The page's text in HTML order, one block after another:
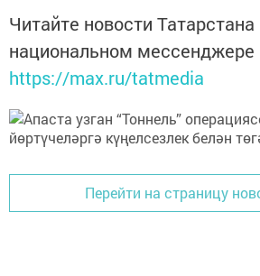
Читайте новости Татарстана
национальном
https://max.ru/tatmedia
Перейти на страницу